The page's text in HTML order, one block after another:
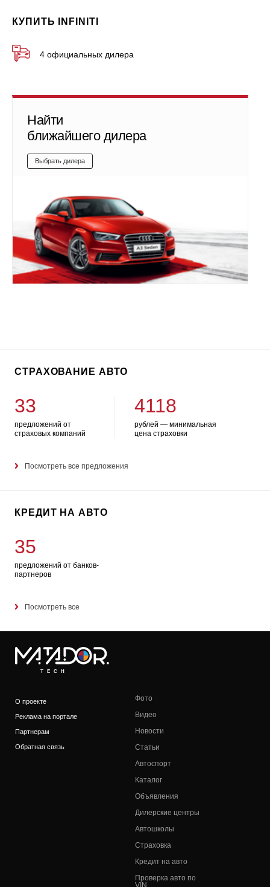
КУПИТЬ INFINITI
4 официальных дилера
Найти
ближайшего дилера
Выбрать дилера
СТРАХОВАНИЕ АВТО
33
предложений от
страховых компаний
4118
рублей — минимальная
цена страховки
Посмотреть все предложения
КРЕДИТ НА АВТО
35
предложений от банков-
партнеров
Посмотреть все
TECH
О проекте
Реклама на портале
Партнерам
Обратная связь
Фото
Видео
Новости
Статьи
Автоспорт
Каталог
Объявления
Дилерские центры
Автошколы
Страховка
Кредит на авто
Проверка авто по
VIN